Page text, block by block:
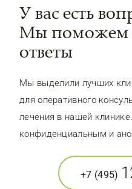
У вас есть
Мы поможем
ответы
Мы выделили лучших
для оперативного
лечения в нашей
конфиденциальным и
+7 (495)